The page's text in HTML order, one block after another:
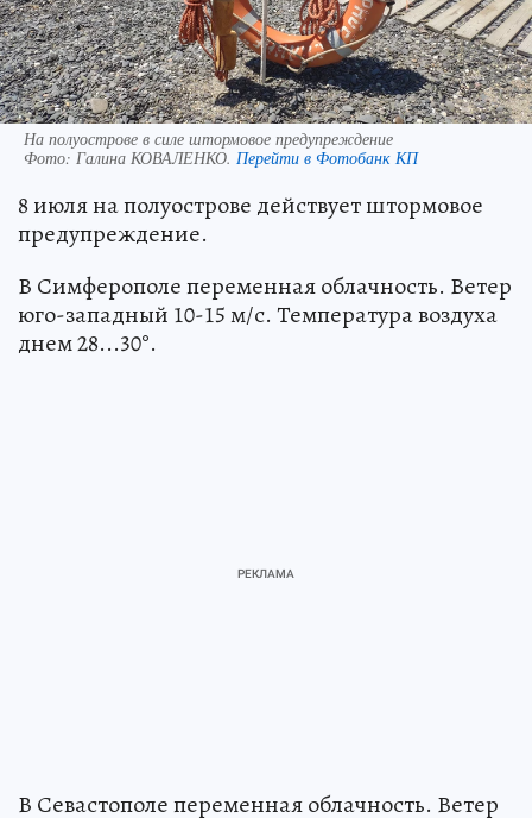
На полуострове в силе штормовое предупреждение
Фото: Галина КОВАЛЕНКО. Перейти в Фотобанк КП
8 июля на полуострове действует штормовое
предупреждение.
В Симферополе переменная облачность. Ветер
юго-западный 10-15 м/с. Температура воздуха
днем 28...30°.
В Севастополе переменная облачность. Ветер